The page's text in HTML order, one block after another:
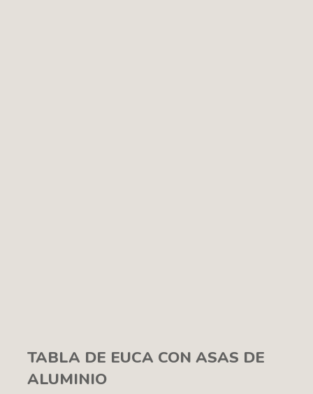
TABLA DE EUCA CON ASAS DE
ALUMINIO